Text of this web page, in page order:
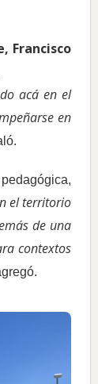
Francisco
acá en el
en
el territorio
de una
contextos